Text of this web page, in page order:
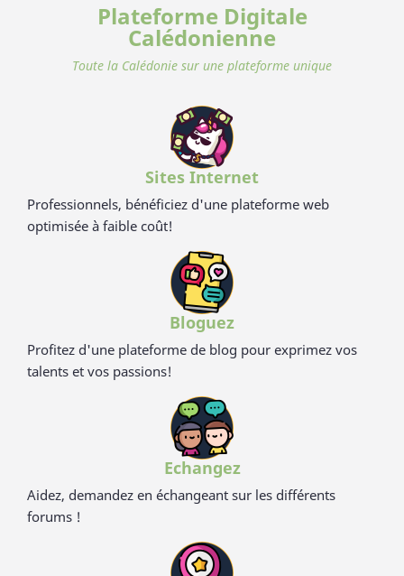
Plateforme Digitale
Calédonienne
Toute la Calédonie sur une plateforme unique
Sites Internet
Professionnels, bénéficiez d'une plateforme web
optimisée à faible coût!
Bloguez
Profitez d'une plateforme de blog pour exprimez vos
talents et vos passions!
Echangez
Aidez, demandez en échangeant sur les différents
forums !